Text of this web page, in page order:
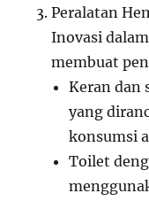
Peralatan
Inovasi
membuat
Keran dan
yang
konsumsi
Toilet